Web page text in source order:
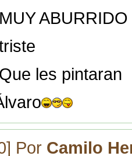
les pintaran
Por Camilo